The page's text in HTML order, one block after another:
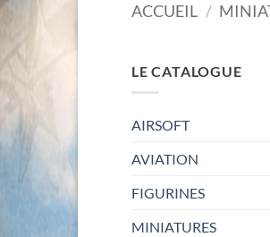
ACCUEIL /
LE CATALOGUE
AIRSOFT
AVIATION
FIGURINES
MINIATURES